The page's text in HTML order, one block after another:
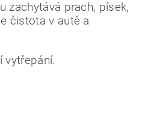
zachytává prach, písek,
čistota v autě a